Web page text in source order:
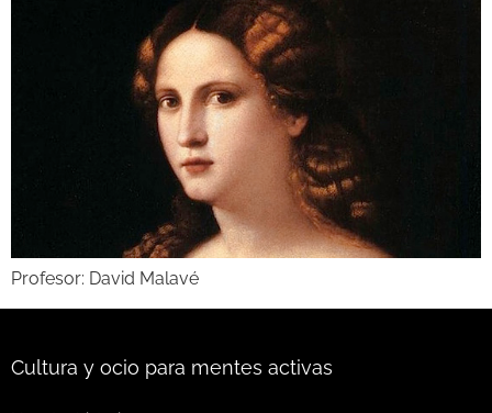
Profesor: David Malavé
Cultura y ocio para mentes activas